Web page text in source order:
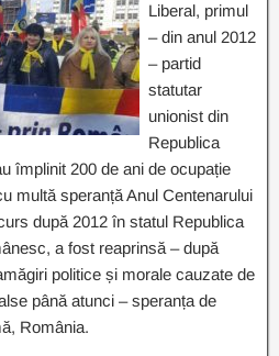
Liberal, primul
– din anul 2012
– partid
statutar
unionist din
Republica
împlinit 200 de ani de ocupație
multă speranță Anul Centenarului
după 2012 în statul Republica
a fost reaprinsă – după
politice și morale cauzate de
până atunci – speranța de
România.